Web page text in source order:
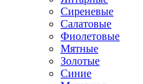
Сиреневые
Салатовые
Фиолетовые
Мятные
Золотые
Синие